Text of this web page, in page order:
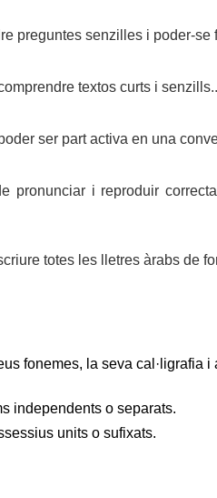
preguntes senzilles i poder-se
textos curts i senzills..
ser part activa en una
pronunciar i reproduir
totes les lletres àrabs de
fonemes, la seva
independents o separats.
units o sufixats.